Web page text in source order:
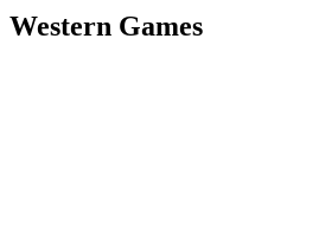
Western Games